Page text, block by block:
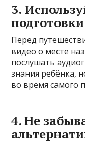
3.
Перед
видео о месте
послушать
знания ребёнка,
во время самого
4. Не